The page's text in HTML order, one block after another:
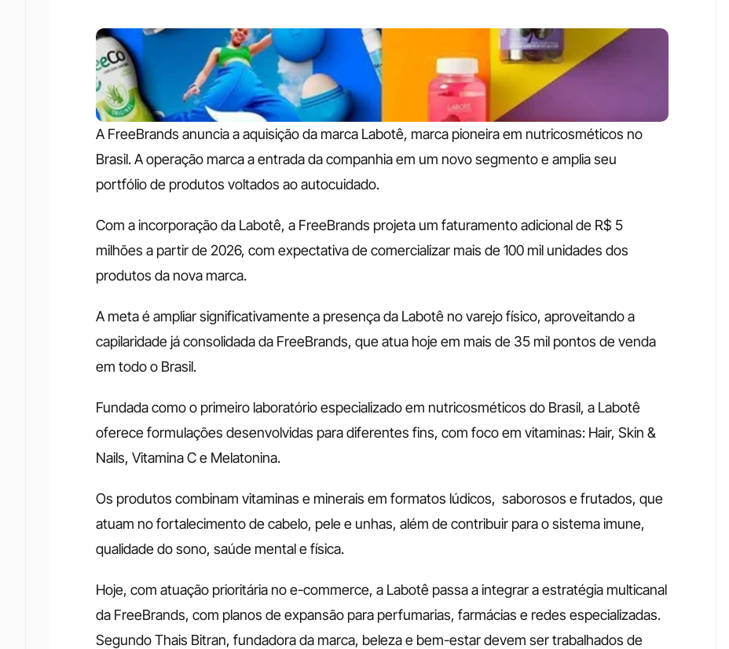
A FreeBrands anuncia a aquisição da marca Labotê, marca pioneira em nutricosméticos no
Brasil. A operação marca a entrada da companhia em um novo segmento e amplia seu
portfólio de produtos voltados ao autocuidado.
Com a incorporação da Labotê, a FreeBrands projeta um faturamento adicional de R$ 5
milhões a partir de 2026, com expectativa de comercializar mais de 100 mil unidades dos
produtos da nova marca.
A meta é ampliar significativamente a presença da Labotê no varejo físico, aproveitando a
capilaridade já consolidada da FreeBrands, que atua hoje em mais de 35 mil pontos de venda
em todo o Brasil.
Fundada como o primeiro laboratório especializado em nutricosméticos do Brasil, a Labotê
oferece formulações desenvolvidas para diferentes fins, com foco em vitaminas: Hair, Skin &
Nails, Vitamina C e Melatonina.
Os produtos combinam vitaminas e minerais em formatos lúdicos,  saborosos e frutados, que
atuam no fortalecimento de cabelo, pele e unhas, além de contribuir para o sistema imune,
qualidade do sono, saúde mental e física.
Hoje, com atuação prioritária no e-commerce, a Labotê passa a integrar a estratégia multicanal
da FreeBrands, com planos de expansão para perfumarias, farmácias e redes especializadas.
Segundo Thais Bitran, fundadora da marca, beleza e bem-estar devem ser trabalhados de